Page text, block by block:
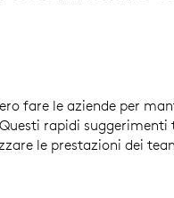
fare le aziende per
Questi rapidi
le prestazioni dei